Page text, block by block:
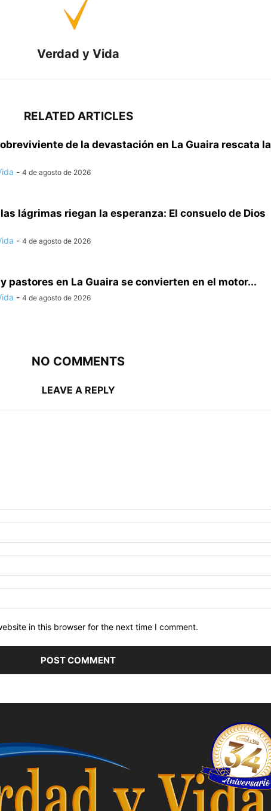
Verdad y Vida
RELATED ARTICLES
de la devastación en La Guaira rescata la
- 4 de agosto de 2026
lágrimas riegan la esperanza: El consuelo de Dios
- 4 de agosto de 2026
pastores en La Guaira se convierten en el motor...
- 4 de agosto de 2026
NO COMMENTS
LEAVE A REPLY
in this browser for the next time I comment.